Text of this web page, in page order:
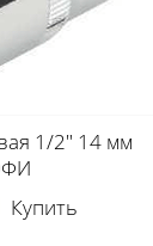
1/2" 14 мм
Купить